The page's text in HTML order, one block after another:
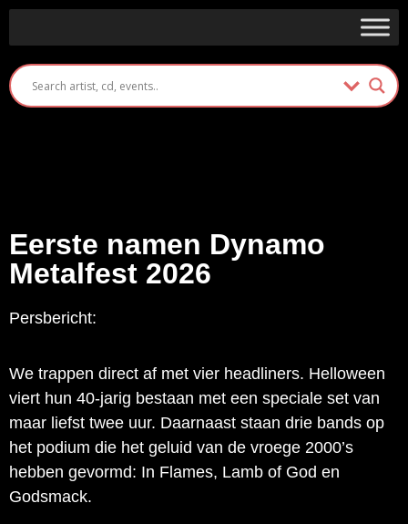
Eerste namen Dynamo
Metalfest 2026
Persbericht:
We trappen direct af met vier headliners. Helloween
viert hun 40-jarig bestaan met een speciale set van
maar liefst twee uur. Daarnaast staan drie bands op
het podium die het geluid van de vroege 2000’s
hebben gevormd: In Flames, Lamb of God en
Godsmack.